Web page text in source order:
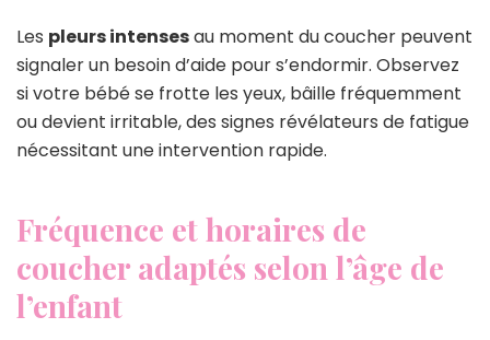
Les pleurs intensesau moment du coucher peuvent
signaler un besoin d’aide pour s’endormir. Observez
si votre bébé se frotte les yeux, bâille fréquemment
ou devient irritable, des signes révélateurs de fatigue
nécessitant une intervention rapide.
Fréquence et horaires de
coucher adaptés selon l’âge de
l’enfant